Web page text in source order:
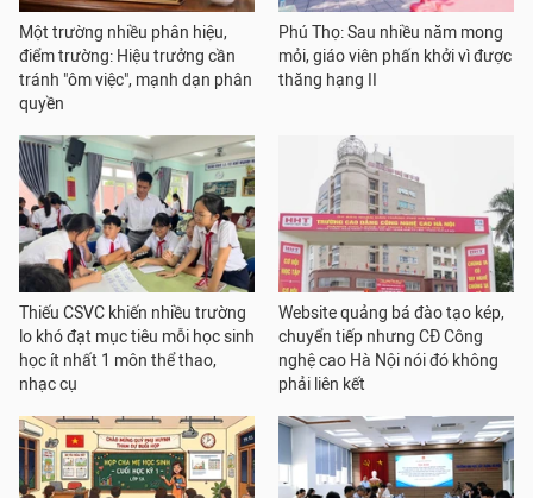
Một trường nhiều phân hiệu,
điểm trường: Hiệu trưởng cần
tránh "ôm việc", mạnh dạn phân
quyền
Phú Thọ: Sau nhiều năm mong
mỏi, giáo viên phấn khởi vì được
thăng hạng II
Thiếu CSVC khiến nhiều trường
lo khó đạt mục tiêu mỗi học sinh
học ít nhất 1 môn thể thao,
nhạc cụ
Website quảng bá đào tạo kép,
chuyển tiếp nhưng CĐ Công
nghệ cao Hà Nội nói đó không
phải liên kết